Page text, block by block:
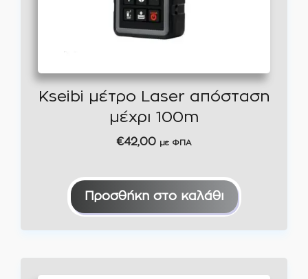
Kseibi μέτρο Laser απόσταση
μέχρι 100m
€42,00 με ΦΠΑ
Προσθήκη στο καλάθι